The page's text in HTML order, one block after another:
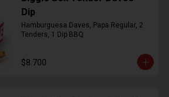
Dip
Hamburguesa Daves, Papa Regular, 2
Tenders, 1 Dip BBQ
$8.700